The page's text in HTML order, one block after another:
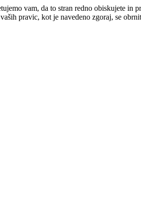
vam, da to stran redno obiskujete in
pravic, kot je navedeno zgoraj, se